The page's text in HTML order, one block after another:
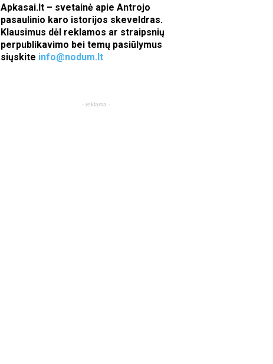
Apkasai.lt – svetainė apie Antrojo
pasaulinio karo istorijos skeveldras.
Klausimus dėl reklamos ar straipsnių
perpublikavimo bei temų pasiūlymus
siųskite info@nodum.lt
- reklama -